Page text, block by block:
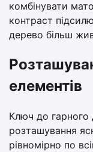
комбінувати
контраст
дерево більш
елементів
Ключ до гарного
розташування
рівномірно по